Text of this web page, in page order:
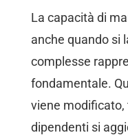
La capacità di
anche quando si
complesse
fondamentale.
viene
dipendenti si